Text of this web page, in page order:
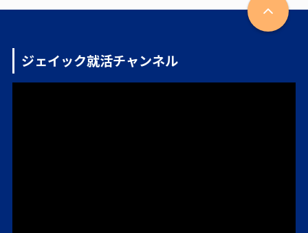
ジェイック就活チャンネル